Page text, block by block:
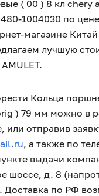
( 00 ) 8 кл chery
1004030 по
магазине
лучшую
Кольца
) 79 мм можно в
или отправив
, а также по
выдачи
шоссе, д. 8
Доставка по РФ